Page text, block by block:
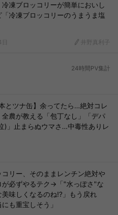
冷凍ブロッコリーが簡単においし
「冷凍ブロッコリーのうまうま塩
井野真利子
24時間PV集計
本とツナ缶】余ってたら…絶対コレ
農が教える「包丁なし」「デパ
)」止まらぬウマさ…中毒性ありレ
コリー、そのままレンチン絶対や
が必ずやるテク→「"水っぽさ"な
美味しくなるのね!?」もう戻れ
も重宝しそう」